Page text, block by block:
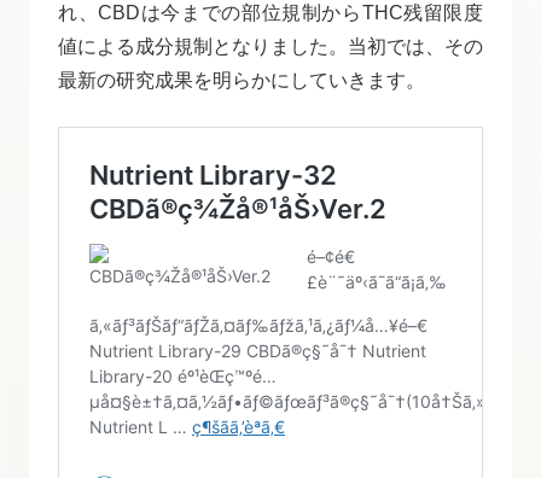
れ、CBDは今までの部位規制からTHC残留限度
値による成分規制となりました。当初では、その
最新の研究成果を明らかにしていきます。